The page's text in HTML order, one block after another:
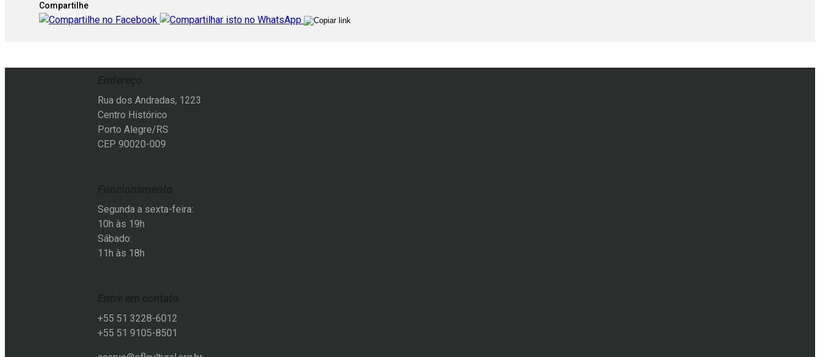
Compartilhe
Rua dos Andradas, 1223
Centro Histórico
Porto Alegre/RS
CEP 90020-009
Segunda a sexta-feira:
10h às 19h
Sábado:
11h às 18h
+55 51 3228-6012
+55 51 9105-8501